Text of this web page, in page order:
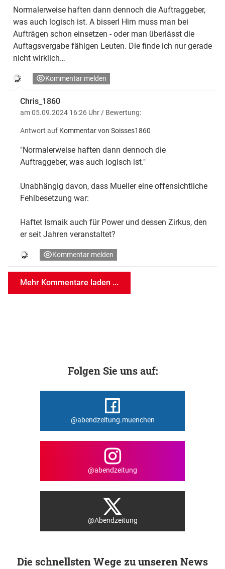
Normalerweise haften dann dennoch die Auftraggeber,
was auch logisch ist. A bisserl Hirn muss man bei
Aufträgen schon einsetzen - oder man überlässt die
Auftagsvergabe fähigen Leuten. Die finde ich nur gerade
nicht wirklich…
Kommentar melden
Chris_1860
am 05.09.2024 16:26 Uhr / Bewertung:
Antwort auf Kommentar von Soisses1860
"Normalerweise haften dann dennoch die
Auftraggeber, was auch logisch ist."
Unabhängig davon, dass Mueller eine offensichtliche
Fehlbesetzung war:
Haftet Ismaik auch für Power und dessen Zirkus, den
er seit Jahren veranstaltet?
Kommentar melden
Mehr Kommentare laden ...
Folgen Sie uns auf:
@abendzeitung.muenchen
@abendzeitung
@Abendzeitung
Die schnellsten Wege zu unseren News